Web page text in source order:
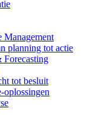
Management
planning tot actie
Forecasting
tot besluit
oplossingen